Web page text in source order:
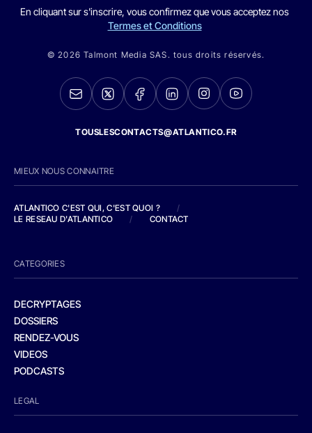
En cliquant sur s'inscrire, vous confirmez que vous acceptez nos
Termes et Conditions
© 2026 Talmont Media SAS. tous droits réservés.
TOUSLESCONTACTS@ATLANTICO.FR
MIEUX NOUS CONNAITRE
ATLANTICO C'EST QUI, C'EST QUOI ?
/
LE RESEAU D'ATLANTICO
/ CONTACT
CATEGORIES
DECRYPTAGES
DOSSIERS
RENDEZ-VOUS
VIDEOS
PODCASTS
LEGAL